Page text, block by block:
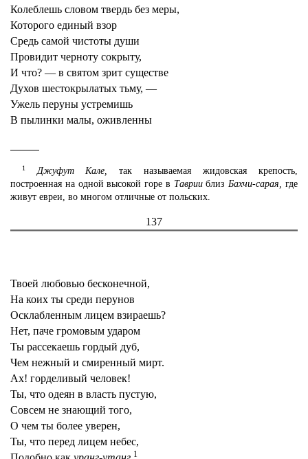
Колеблешь словом твердь без меры,
Которого единый взор
Средь самой чистоты души
Провидит черноту сокрыту,
И что? — в святом зрит существе
Духов шестокрылатых тьму, —
Ужель перуны устремишь
В пылинки малы, оживленны
1 Джуфут Кале,так называемая жидовская крепость,
построенная на одной высокой горе в Таврииблиз Бахчи-сарая,где
живут евреи, во многом отличные от польских.
137
Твоей любовью бесконечной,
На коих ты среди перунов
Осклабленным лицем взираешь?
Нет, паче громовым ударом
Ты рассекаешь гордый дуб,
Чем нежный и смиренный мирт.
Ах! горделивый человек!
Ты, что одеян в власть пустую,
Совсем не знающий того,
О чем ты более уверен,
Ты, что перед лицем небес,
1